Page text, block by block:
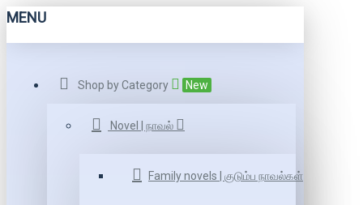
MENU
Shop by Category New
Novel | நாவல்
Family novels | குடும்ப நாவல்கள்